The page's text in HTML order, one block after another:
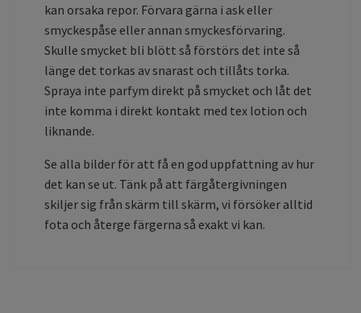
kan orsaka repor. Förvara gärna i ask eller
smyckespåse eller annan smyckesförvaring.
Skulle smycket bli blött så förstörs det inte så
länge det torkas av snarast och tillåts torka.
Spraya inte parfym direkt på smycket och låt det
inte komma i direkt kontakt med tex lotion och
liknande.
Se alla bilder för att få en god uppfattning av hur
det kan se ut. Tänk på att färgåtergivningen
skiljer sig från skärm till skärm, vi försöker alltid
fota och återge färgerna så exakt vi kan.